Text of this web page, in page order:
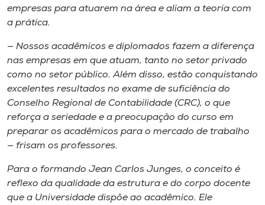
empresas para atuarem na área e aliam a teoria com
a prática.
— Nossos acadêmicos e diplomados fazem a diferença
nas empresas em que atuam, tanto no setor privado
como no setor público. Além disso, estão conquistando
excelentes resultados no exame de suficiência do
Conselho Regional de Contabilidade (CRC), o que
reforça a seriedade e a preocupação do curso em
preparar os acadêmicos para o mercado de trabalho
— frisam os professores.
Para o formando Jean Carlos Junges, o conceito é
reflexo da qualidade da estrutura e do corpo docente
que a Universidade dispõe ao acadêmico. Ele